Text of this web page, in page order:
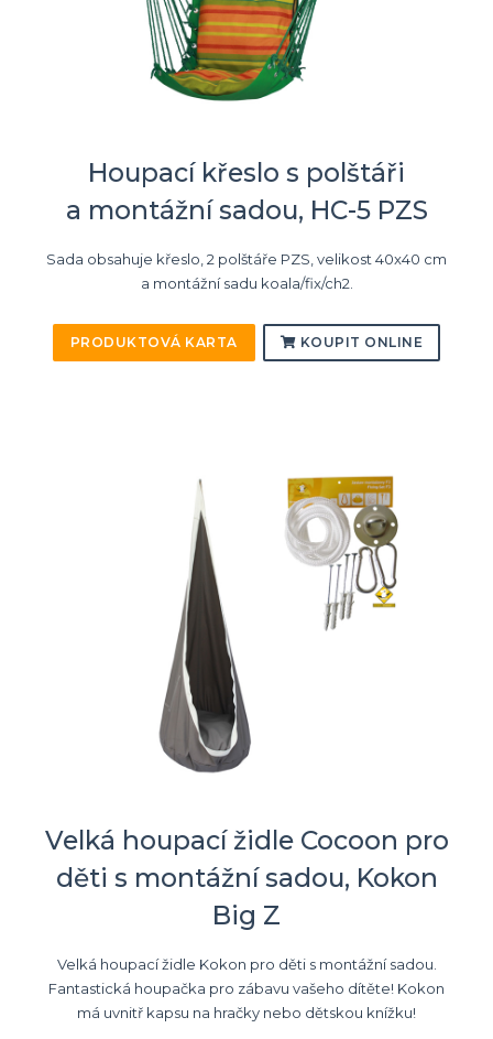
Houpací křeslo s polštáři
a montážní sadou, HC-5 PZS
Sada obsahuje křeslo, 2 polštáře PZS, velikost 40x40 cm
a montážní sadu koala/fix/ch2.
PRODUKTOVÁ KARTA KOUPIT ONLINE
Velká houpací židle Cocoon pro
děti s montážní sadou, Kokon
Big Z
Velká houpací židle Kokon pro děti s montážní sadou.
Fantastická houpačka pro zábavu vašeho dítěte! Kokon
má uvnitř kapsu na hračky nebo dětskou knížku!